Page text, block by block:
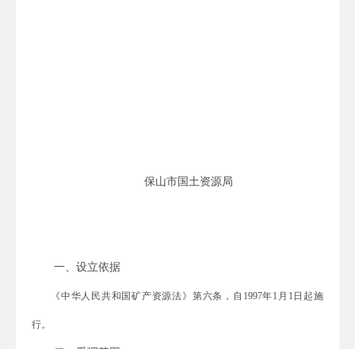
保山市国土资源局
一、设立依据
《中华人民共和国矿产资源法》第六条，自 1997年1 月 1 日起施
行。